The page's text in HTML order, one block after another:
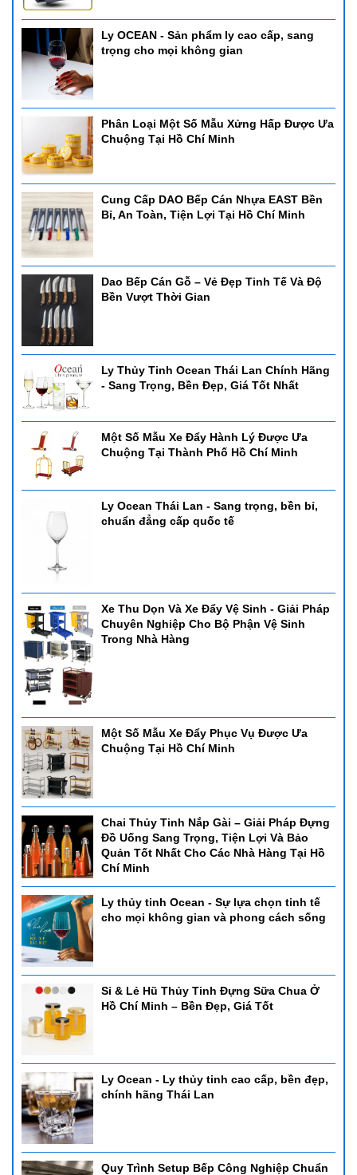
Ly OCEAN - Sản phẩm ly cao cấp, sang
trọng cho mọi không gian
Phân Loại Một Số Mẫu Xửng Hấp Được Ưa
Chuộng Tại Hồ Chí Minh
Cung Cấp DAO Bếp Cán Nhựa EAST Bền
Bỉ, An Toàn, Tiện Lợi Tại Hồ Chí Minh
Dao Bếp Cán Gỗ – Vẻ Đẹp Tinh Tế Và Độ
Bền Vượt Thời Gian
Ly Thủy Tinh Ocean Thái Lan Chính Hãng
- Sang Trọng, Bền Đẹp, Giá Tốt Nhất
Một Số Mẫu Xe Đẩy Hành Lý Được Ưa
Chuộng Tại Thành Phố Hồ Chí Minh
Ly Ocean Thái Lan - Sang trọng, bền bỉ,
chuẩn đẳng cấp quốc tế
Xe Thu Dọn Và Xe Đẩy Vệ Sinh - Giải Pháp
Chuyên Nghiệp Cho Bộ Phận Vệ Sinh
Trong Nhà Hàng
Một Số Mẫu Xe Đẩy Phục Vụ Được Ưa
Chuộng Tại Hồ Chí Minh
Chai Thủy Tinh Nắp Gài – Giải Pháp Đựng
Đồ Uống Sang Trọng, Tiện Lợi Và Bảo
Quản Tốt Nhất Cho Các Nhà Hàng Tại Hồ
Chí Minh
Ly thủy tinh Ocean - Sự lựa chọn tinh tế
cho mọi không gian và phong cách sống
Sỉ & Lẻ Hũ Thủy Tinh Đựng Sữa Chua Ở
Hồ Chí Minh – Bền Đẹp, Giá Tốt
Ly Ocean - Ly thủy tinh cao cấp, bền đẹp,
chính hãng Thái Lan
Quy Trình Setup Bếp Công Nghiệp Chuẩn